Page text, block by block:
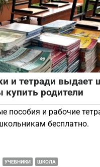
и тетради выдает
родители
пособия и рабочие
бесплатно.
УЧЕБНИКИ ШКОЛА